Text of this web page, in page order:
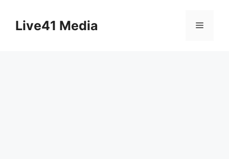
contentLive41 Media Menu